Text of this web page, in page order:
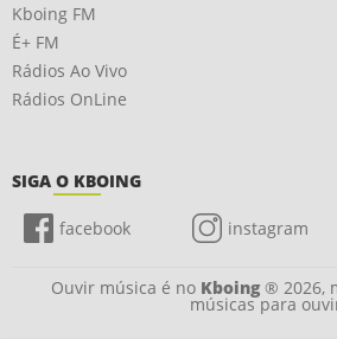
Kboing FM
É+ FM
Rádios Ao Vivo
Rádios OnLine
SIGA O KBOING
facebook instagram
Ouvir música é no Kboing® 2026,
músicas para